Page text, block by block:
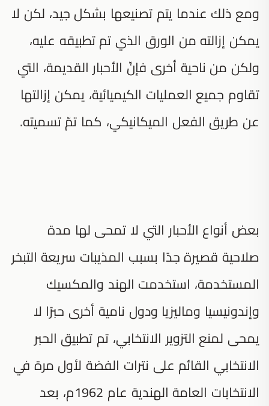
ومع ذلك عندما يتم تصنيعها بشكل جيد، لكن لا
يمكن إزالته من الورق الذي تم تطبيقه عليه،
ولكن من ناحية أخرى فإنّ الأحبار القديمة، التي
تقاوم جميع العمليات الكيميائية، يمكن إزالتها
عن طريق الفعل الميكانيكي، كما تمّ تسميته.
بعض أنواع الأحبار التي لا تمحى لها مدة
صلاحية قصيرة جدًا بسبب المذيبات سريعة التبخر
المستخدمة، استخدمت الهند والمكسيك
وإندونيسيا وماليزيا ودول نامية أخرى حبرًا لا
يمحى لمنع التزوير الانتخابي، تم تطبيق الحبر
الانتخابي القائم على نترات الفضة لأول مرة في
الانتخابات العامة الهندية عام 1962م، بعد